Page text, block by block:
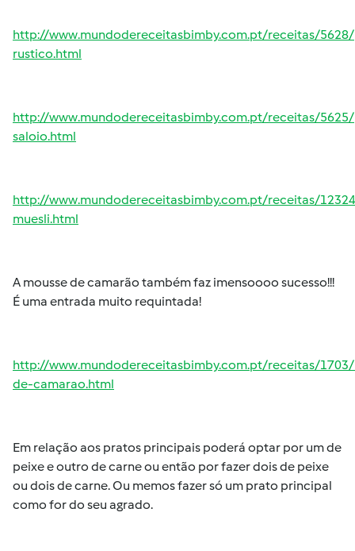
http://www.mundodereceitasbimby.com.pt/receitas/
rustico.html
http://www.mundodereceitasbimby.com.pt/receitas/
saloio.html
http://www.mundodereceitasbimby.com.pt/receitas/
muesli.html
A mousse de camarão também faz imensoooo sucesso!!!
É uma entrada muito requintada!
http://www.mundodereceitasbimby.com.pt/receitas/
de-camarao.html
Em relação aos pratos principais poderá optar por um de
peixe e outro de carne ou então por fazer dois de peixe
ou dois de carne. Ou memos fazer só um prato principal
como for do seu agrado.